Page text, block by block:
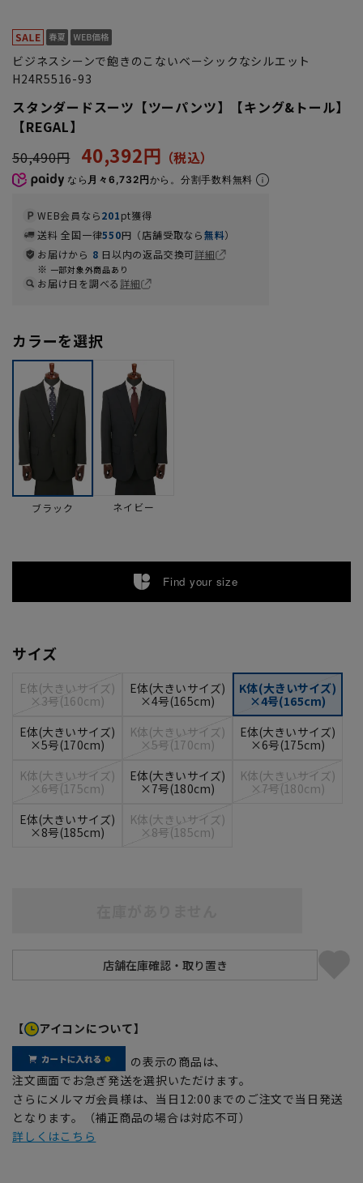
ビジネスシーンで飽きのこないベーシックなシルエット
H24R5516-93
スタンダードスーツ【ツーパンツ】【キング&トール】
【REGAL】
50,490円
40,392円
なら 月々6,732円から。分割手数料無料
WEB会員なら201pt獲得
送料 全国一律550円（店舗受取なら無料）
お届けから 8 日以内の返品交換可詳細
一部対象外商品あり
お届け日を調べる詳細
カラーを選択
ブラック ネイビー
Find your size
サイズ
E体(大きいサイズ)
×3号(160cm)
E体(大きいサイズ)
×4号(165cm)
K体(大きいサイズ)
×4号(165cm)
E体(大きいサイズ)
×5号(170cm)
K体(大きいサイズ)
×5号(170cm)
E体(大きいサイズ)
×6号(175cm)
K体(大きいサイズ)
×6号(175cm)
E体(大きいサイズ)
×7号(180cm)
K体(大きいサイズ)
×7号(180cm)
E体(大きいサイズ)
×8号(185cm)
K体(大きいサイズ)
×8号(185cm)
【 アイコンについて】
の表示の商品は、
注文画面でお急ぎ発送を選択いただけます。
さらにメルマガ会員様は、当日12:00までのご注文で当日発送
となります。（補正商品の場合は対応不可）
詳しくはこちら